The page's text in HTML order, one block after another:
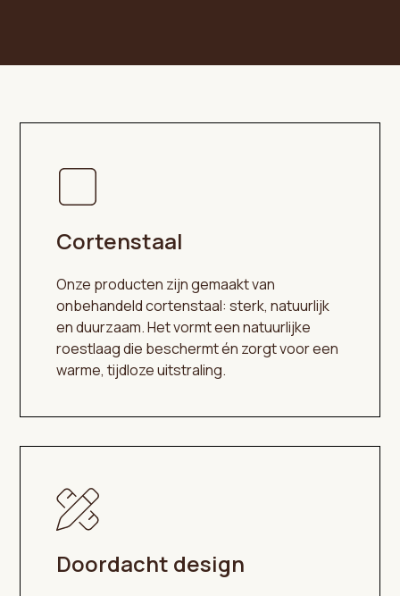
Cortenstaal
Onze producten zijn gemaakt van
onbehandeld cortenstaal: sterk, natuurlijk
en duurzaam. Het vormt een natuurlijke
roestlaag die beschermt én zorgt voor een
warme, tijdloze uitstraling.
Doordacht design